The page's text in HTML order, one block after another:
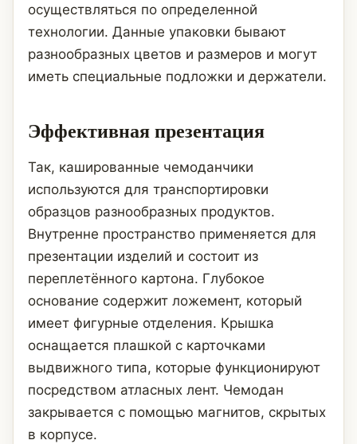
осуществляться по определенной
технологии. Данные упаковки бывают
разнообразных цветов и размеров и могут
иметь специальные подложки и держатели.
Эффективная презентация
Так, кашированные чемоданчики
используются для транспортировки
образцов разнообразных продуктов.
Внутренне пространство применяется для
презентации изделий и состоит из
переплетённого картона. Глубокое
основание содержит ложемент, который
имеет фигурные отделения. Крышка
оснащается плашкой с карточками
выдвижного типа, которые функционируют
посредством атласных лент. Чемодан
закрывается с помощью магнитов, скрытых
в корпусе.